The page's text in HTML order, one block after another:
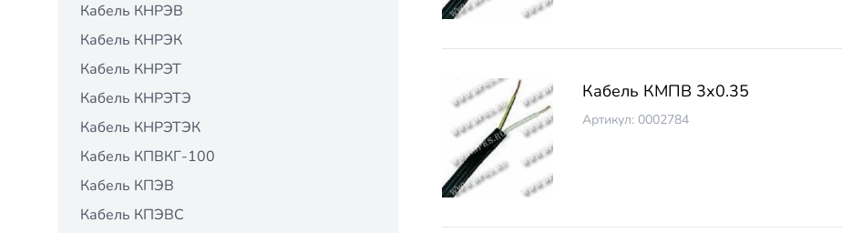
Кабель КНРЭВ
Кабель КНРЭК
Кабель КНРЭТ
Кабель КНРЭТЭ
Кабель КНРЭТЭК
Кабель КПВКГ-100
Кабель КПЭВ
Кабель КПЭВС
Кабель КМПВ 3х0.35
Артикул: 0002784